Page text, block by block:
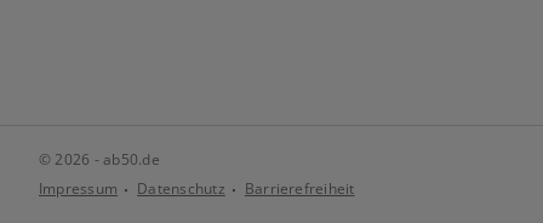
© 2026 - ab50.de
Impressum
Datenschutz Barrierefreiheit